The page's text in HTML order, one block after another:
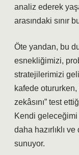
analiz ederek
arasındaki sınır
Öte yandan, bu
esnekliğimizi,
stratejilerimizi
kafede
zekâsını” test
Kendi
daha hazırlıklı
sunuyor.